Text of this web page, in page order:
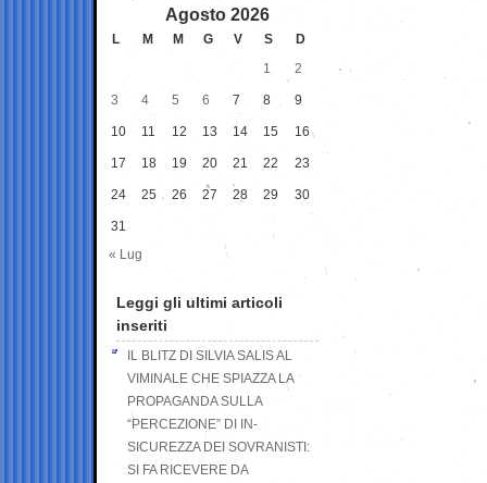
Agosto 2026
L M M G V S
D
1
2
3 4 5 6 7 8 9
10 11 12 13 14 15 16
17 18 19 20 21 22 23
24 25 26 27 28 29 30
31
« Lug
Leggi gli ultimi articoli
inseriti
IL BLITZ DI SILVIA SALIS AL
VIMINALE CHE SPIAZZA LA
PROPAGANDA SULLA
“PERCEZIONE” DI IN-
SICUREZZA DEI SOVRANISTI:
SI FA RICEVERE DA